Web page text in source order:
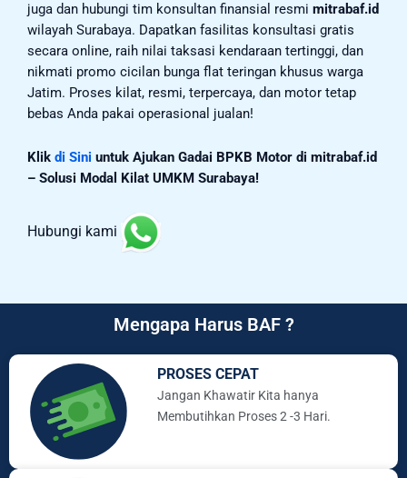
juga dan hubungi tim konsultan finansial resmi mitrabaf.id
wilayah Surabaya. Dapatkan fasilitas konsultasi gratis
secara online, raih nilai taksasi kendaraan tertinggi, dan
nikmati promo cicilan bunga flat teringan khusus warga
Jatim. Proses kilat, resmi, terpercaya, dan motor tetap
bebas Anda pakai operasional jualan!
Klik di Sini untuk Ajukan Gadai BPKB Motor di mitrabaf.id
– Solusi Modal Kilat UMKM Surabaya!
Hubungi kami
Mengapa Harus BAF ?
PROSES CEPAT
Jangan Khawatir Kita hanya
Membutihkan Proses 2 -3 Hari.